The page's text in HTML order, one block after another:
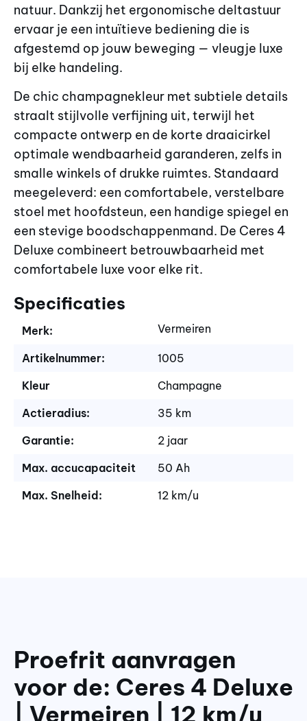
natuur. Dankzij het ergonomische deltastuur
ervaar je een intuïtieve bediening die is
afgestemd op jouw beweging — vleugje luxe
bij elke handeling.
De chic champagnekleur met subtiele details
straalt stijlvolle verfijning uit, terwijl het
compacte ontwerp en de korte draaicirkel
optimale wendbaarheid garanderen, zelfs in
smalle winkels of drukke ruimtes. Standaard
meegeleverd: een comfortabele, verstelbare
stoel met hoofdsteun, een handige spiegel en
een stevige boodschappenmand. De Ceres 4
Deluxe combineert betrouwbaarheid met
comfortabele luxe voor elke rit.
Specificaties
Merk: Vermeiren
Artikelnummer:
1005
Kleur
Champagne
Actieradius:
35 km
Garantie:
2 jaar
Max. accucapaciteit
50 Ah
Max. Snelheid:
12 km/u
Proefrit aanvragen
voor de: Ceres 4 Deluxe
| Vermeiren | 12 km/u